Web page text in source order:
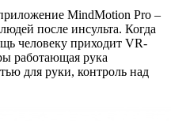
MindMotion Pro –
после инсульта. Когда
человеку приходит VR-
работающая рука
для руки, контроль над